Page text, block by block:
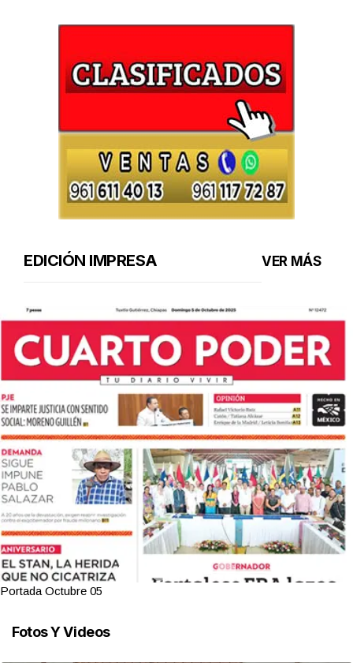
EDICIÓN IMPRESA VER MÁS
Portada Octubre 05
Fotos Y Videos